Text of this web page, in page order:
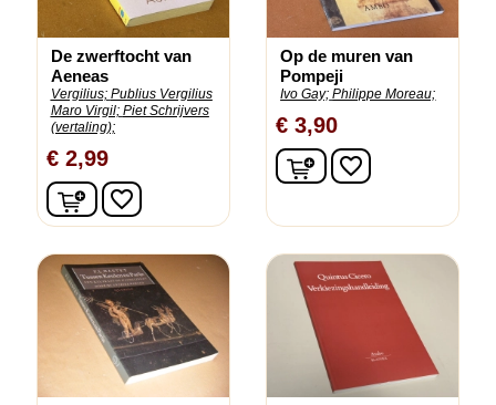
De zwerftocht van
Aeneas
Vergilius; Publius Vergilius
Maro Virgil; Piet Schrijvers
(vertaling);
€ 2,99
In winkelwagen
favorite_border
Op de muren van
Pompeji
Ivo Gay; Philippe Moreau;
€ 3,90
In winkelwagen
favorite_border